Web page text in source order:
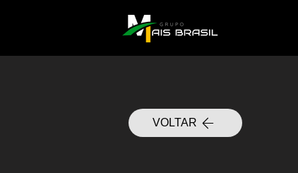
VOLTAR